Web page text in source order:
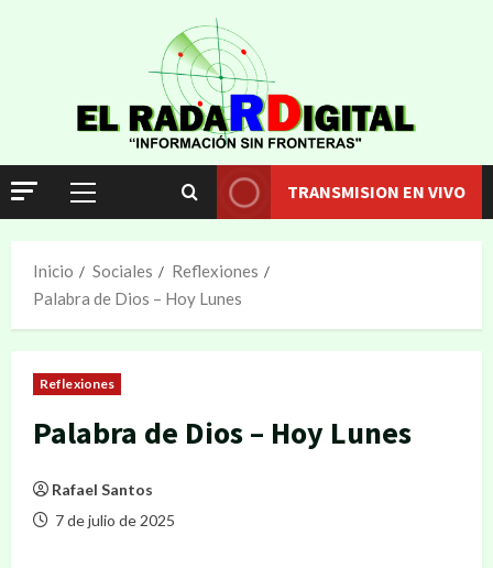
TRANSMISION EN VIVO
Inicio Sociales
Reflexiones
Palabra de Dios – Hoy Lunes
Reflexiones
Palabra de Dios – Hoy Lunes
Rafael Santos
7 de julio de 2025